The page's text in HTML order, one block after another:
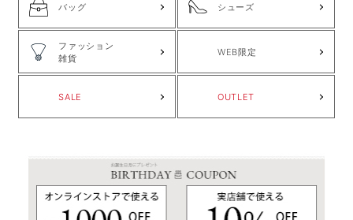
バッグ シューズ
ファッション
雑貨
WEB限定
SALE OUTLET